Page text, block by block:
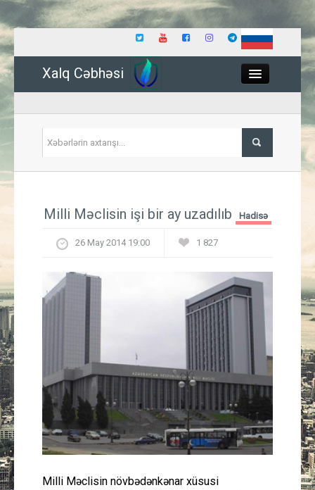
Xalq Cəbhəsi
İqtisadiyyat
Hadisə
Güney Azərbaycan
Mədəniyyət
Müsahibə
İdman
Layihə
Milli Məclisin işi bir ay uzadılıb Hadisə
26 May 2014 19:00 1 827
Milli Məclisin növbədənkənar xüsusi